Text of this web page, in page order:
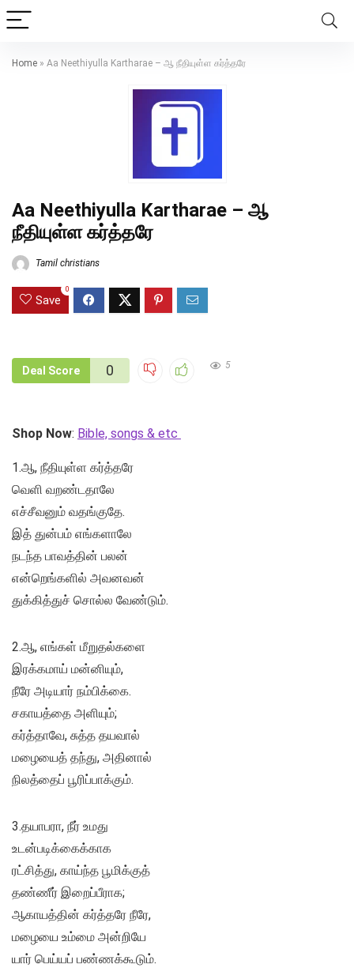
Home » Aa Neethiyulla Kartharae – ஆ நீதியுள்ள கர்த்தரே
Aa Neethiyulla Kartharae – ஆ
நீதியுள்ள கர்த்தரே
Tamil christians
Save
0
Deal Score 0 5
Shop Now: Bible, songs & etc
1.ஆ, நீதியுள்ள கர்த்தரே
வெளி வறண்டதாலே
எச்சீவனும் வதங்குதே.
இத் துன்பம் எங்களாலே
நடந்த பாவத்தின் பலன்
என்றெங்களில் அவனவன்
துக்கித்துச் சொல்ல வேண்டும்.
2.ஆ, எங்கள் மீறுதல்களை
இரக்கமாய் மன்னியும்,
நீரே அடியார் நம்பிக்கை.
சகாயத்தை அளியும்;
கர்த்தாவே, சுத்த தயவால்
மழையைத் தந்து, அதினால்
நிலத்தைப் பூரிப்பாக்கும்.
3.தயாபரா, நீர் உமது
உடன்படிக்கைக்காக
ரட்சித்து, காய்ந்த பூமிக்குத்
தண்ணீர் இறைப்பீராக;
ஆகாயத்தின் கர்த்தரே நீரே,
மழையை உம்மை அன்றியே
யார் பெய்யப் பண்ணக்கூடும்.